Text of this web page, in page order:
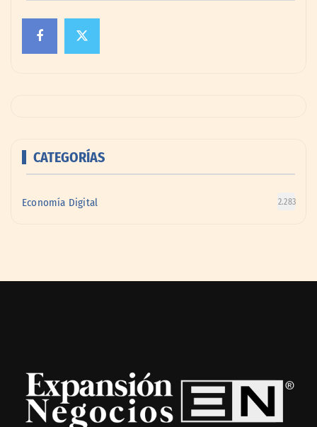
CATEGORÍAS
Economía Digital 2.283